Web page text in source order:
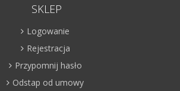
SKLEP
Logowanie
Rejestracja
Przypomnij hasło
Odstap od umowy